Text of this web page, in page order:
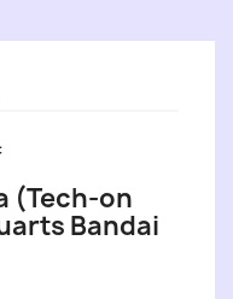
(Tech-on
Bandai